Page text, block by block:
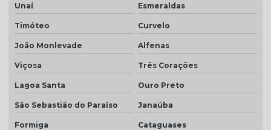
Telha transparente americana preço
Telha transparente americana quanto custa
Telhas dupla
Telhas dupla face
Unaí Esmeraldas
Timóteo Curvelo
João Monlevade Alfenas
Viçosa Três Corações
Lagoa Santa Ouro Preto
São Sebastião do Paraíso Janaúba
Formiga Cataguases